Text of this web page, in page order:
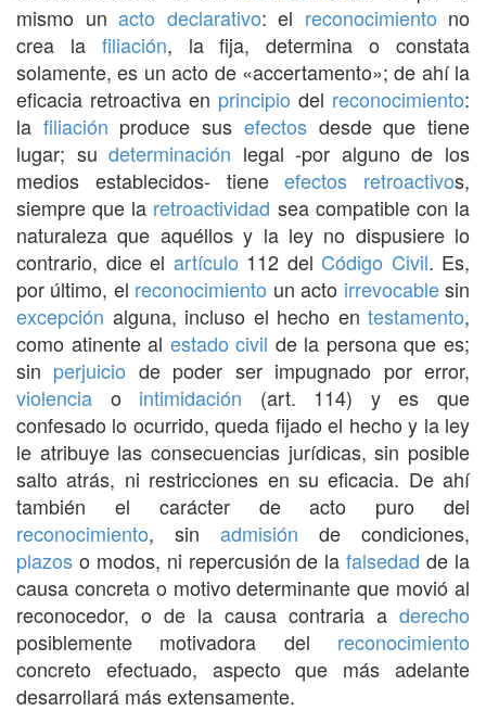
mismo un acto declarativo: el reconocimiento no
crea la filiación, la fija, determina o constata
solamente, es un acto de «accertamento»; de ahí la
eficacia retroactiva en principio del reconocimiento:
la filiación produce sus efectosdesde que tiene
lugar; sudeterminación legal -por alguno de los
medios establecidos- tieneefectos retroactivos,
siempre que la retroactividad sea compatible con la
naturaleza que aquéllos y la ley no dispusiere lo
contrario, dice el artículo 112 del Código Civil. Es,
por último, el reconocimiento un acto irrevocablesin
excepción alguna, incluso el hecho en testamento,
como atinente al estado civil de la persona que es;
sin perjuicio de poder ser impugnado por error,
violencia o intimidación (art. 114) y es que
confesado lo ocurrido, queda fijado el hecho y la ley
le atribuye las consecuencias jurídicas, sin posible
salto atrás, ni restricciones en su eficacia. De ahí
también el carácter de acto puro del
reconocimiento, sin admisión de condiciones,
plazos o modos, ni repercusión de lafalsedad de la
causa concreta o motivo determinante que movió al
reconocedor, o de la causa contraria a derecho
posiblemente motivadora del reconocimiento
concreto efectuado, aspecto que más adelante
desarrollará más extensamente.